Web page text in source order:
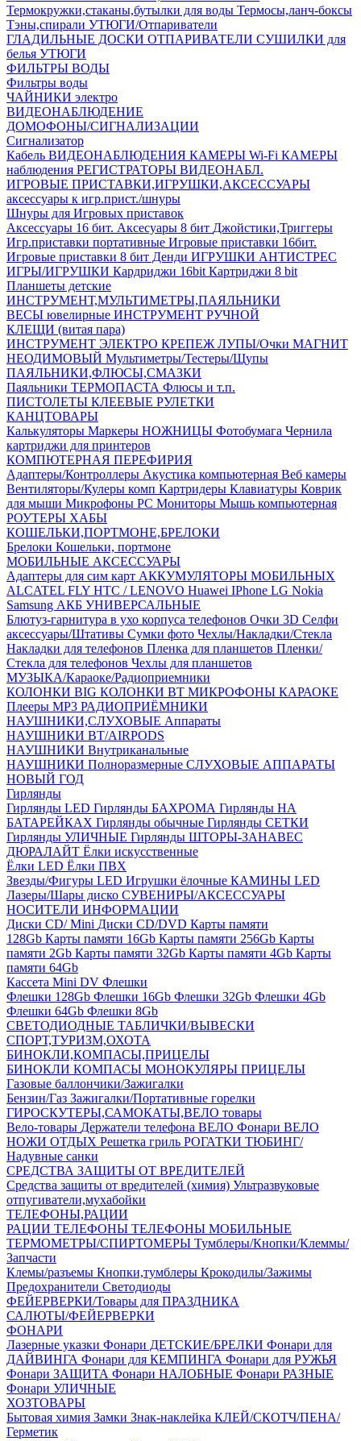
Термокружки,стаканы,бутылки для воды Термосы,ланч-боксы
Тэны,спирали УТЮГИ/Отпариватели
ГЛАДИЛЬНЫЕ ДОСКИ ОТПАРИВАТЕЛИ СУШИЛКИ для
белья УТЮГИ
ФИЛЬТРЫ ВОДЫ
Фильтры воды
ЧАЙНИКИ электро
ВИДЕОНАБЛЮДЕНИЕ
ДОМОФОНЫ/СИГНАЛИЗАЦИИ
Сигнализатор
Кабель ВИДЕОНАБЛЮДЕНИЯ КАМЕРЫ Wi-Fi КАМЕРЫ
наблюдения РЕГИСТРАТОРЫ ВИДЕОНАБЛ.
ИГРОВЫЕ ПРИСТАВКИ,ИГРУШКИ,АКСЕССУАРЫ
аксесcуары к игр.прист./шнуры
Шнуры для Игровых приставок
Аксессуары 16 бит. Аксесуары 8 бит Джойстики,Триггеры
Игр.приставки портативные Игровые приставки 16бит.
Игровые приставки 8 бит Денди ИГРУШКИ АНТИСТРЕС
ИГРЫ/ИГРУШКИ Кардриджи 16bit Картриджи 8 bit
Планшеты детские
ИНСТРУМЕНТ,МУЛЬТИМЕТРЫ,ПАЯЛЬНИКИ
ВЕСЫ ювелирные ИНСТРУМЕНТ РУЧНОЙ
КЛЕЩИ (витая пара)
ИНСТРУМЕНТ ЭЛЕКТРО КРЕПЕЖ ЛУПЫ/Очки МАГНИТ
НЕОДИМОВЫЙ Мультиметры/Тестеры/Щупы
ПАЯЛЬНИКИ,ФЛЮСЫ,СМАЗКИ
Паяльники ТЕРМОПАСТА Флюсы и т.п.
ПИСТОЛЕТЫ КЛЕЕВЫЕ РУЛЕТКИ
КАНЦТОВАРЫ
Калькуляторы Маркеры НОЖНИЦЫ Фотобумага Чернила
картриджи для принтеров
КОМПЮТЕРНАЯ ПЕРЕФИРИЯ
Адаптеры/Контроллеры Акустика компьютерная Веб камеры
Вентиляторы/Кулеры комп Картридеры Клавиатуры Коврик
для мыши Микрофоны PC Мониторы Мышь компьютерная
РОУТЕРЫ ХАБЫ
КОШЕЛЬКИ,ПОРТМОНЕ,БРЕЛОКИ
Брелоки Кошельки, портмоне
МОБИЛЬНЫЕ АКСЕССУАРЫ
Адаптеры для сим карт АККУМУЛЯТОРЫ МОБИЛЬНЫХ
ALCATEL FLY HTC / LENOVO Huawei IPhone LG Nokia
Samsung АКБ УНИВЕРСАЛЬНЫЕ
Блютуз-гарнитура в ухо корпуса телефонов Очки 3D Селфи
аксессуары/Штативы Сумки фото Чехлы/Накладки/Стекла
Накладки для телефонов Пленка для планшетов Пленки/
Стекла для телефонов Чехлы для планшетов
МУЗЫКА/Караоке/Радиоприемники
КОЛОНКИ BIG КОЛОНКИ BT МИКРОФОНЫ КАРАОКЕ
Плееры MP3 РАДИОПРИЁМНИКИ
НАУШНИКИ,СЛУХОВЫЕ Аппараты
НАУШНИКИ BT/AIRPODS
НАУШНИКИ Внутриканальные
НАУШНИКИ Полноразмерные СЛУХОВЫЕ АППАРАТЫ
НОВЫЙ ГОД
Гирлянды
Гирлянды LED Гирлянды БАХРОМА Гирлянды НА
БАТАРЕЙКАХ Гирлянды обычные Гирлянды СЕТКИ
Гирлянды УЛИЧНЫЕ Гирлянды ШТОРЫ-ЗАНАВЕС
ДЮРАЛАЙТ Ёлки искусственные
Ёлки LED Ёлки ПВХ
Звезды/Фигуры LED Игрушки ёлочные КАМИНЫ LED
Лазеры/Шары диско СУВЕНИРЫ/АКСЕССУАРЫ
НОСИТЕЛИ ИНФОРМАЦИИ
Диски CD/ Mini Диски CD/DVD Карты памяти
128Gb Карты памяти 16Gb Карты памяти 256Gb Карты
памяти 2Gb Карты памяти 32Gb Карты памяти 4Gb Карты
памяти 64Gb
Кассета Mini DV Флешки
Флешки 128Gb Флешки 16Gb Флешки 32Gb Флешки 4Gb
Флешки 64Gb Флешки 8Gb
СВЕТОДИОДНЫЕ ТАБЛИЧКИ/ВЫВЕСКИ
СПОРТ,ТУРИЗМ,ОХОТА
БИНОКЛИ,КОМПАСЫ,ПРИЦЕЛЫ
БИНОКЛИ КОМПАСЫ МОНОКУЛЯРЫ ПРИЦЕЛЫ
Газовые баллончики/Зажигалки
Бензин/Газ Зажигалки/Портативные горелки
ГИРОСКУТЕРЫ,САМОКАТЫ,ВЕЛО товары
Вело-товары Держатели телефона ВЕЛО Фонари ВЕЛО
НОЖИ ОТДЫХ Решетка гриль РОГАТКИ ТЮБИНГ/
Надувные санки
СРЕДСТВА ЗАЩИТЫ ОТ ВРЕДИТЕЛЕЙ
Средства защиты от вредителей (химия) Ультразвуковые
отпугиватели,мухабойки
ТЕЛЕФОНЫ,РАЦИИ
РАЦИИ ТЕЛЕФОНЫ ТЕЛЕФОНЫ МОБИЛЬНЫЕ
ТЕРМОМЕТРЫ/СПИРТОМЕРЫ Тумблеры/Кнопки/Клеммы/
Запчасти
Клемы/разъемы Кнопки,тумблеры Крокодилы/Зажимы
Предохранители Светодиоды
ФЕЙЕРВЕРКИ/Товары для ПРАЗДНИКА
САЛЮТЫ/ФЕЙЕРВЕРКИ
ФОНАРИ
Лазерные указки Фонари ДЕТСКИЕ/БРЕЛКИ Фонари для
ДАЙВИНГА Фонари для КЕМПИНГА Фонари для РУЖЬЯ
Фонари ЗАЩИТА Фонари НАЛОБНЫЕ Фонари РАЗНЫЕ
Фонари УЛИЧНЫЕ
ХОЗТОВАРЫ
Бытовая химия Замки Знак-наклейка КЛЕЙ/СКОТЧ/ПЕНА/
Герметик